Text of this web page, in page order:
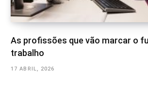
As profissões que vão marcar o
trabalho
17 ABRIL, 2026